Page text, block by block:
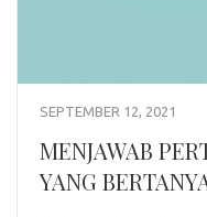
SEPTEMBER 12, 2021
MENJAWAB
YANG